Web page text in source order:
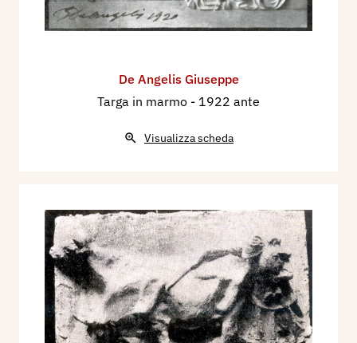
De Angelis Giuseppe
Targa in marmo - 1922 ante
Visualizza scheda